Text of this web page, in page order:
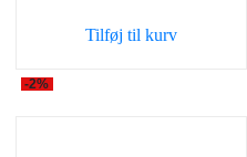
Tilføj til kurv
-2%